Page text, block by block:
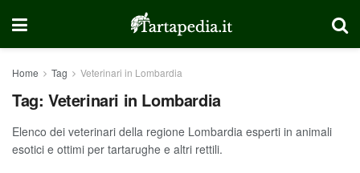
Home Tag Veterinari in Lombardia
Tag: Veterinari in Lombardia
Elenco dei veterinari della regione Lombardia esperti in animali
esotici e ottimi per tartarughe e altri rettili.